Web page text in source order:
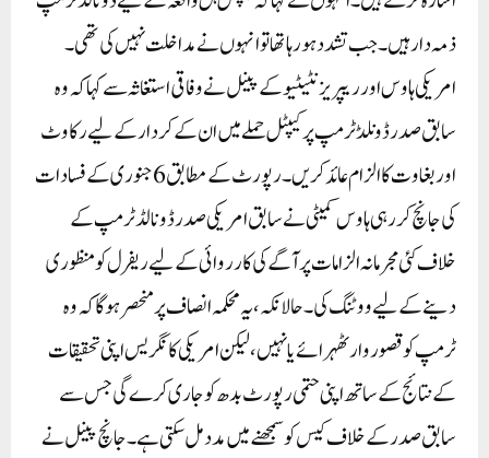
ذمہ دار ہیں۔ جب تشدد ہورہا تھا تو انہوں نے مداخلت نہیں کی تھی۔
امریکی ہاوس اور ریپریزنٹیٹیو کے پینل نے وفاقی استغاثہ سے کہا کہ وہ
سابق صدر ڈونلڈ ٹرمپ پر کیپٹل حملے میں ان کے کردار کے لیے رکاوٹ
اور بغاوت کا الزام عائد کریں۔رپورٹ کے مطابق6جنوری کے فسادات
کی جانچ کررہی ہاوس کمیٹی نے سابق امریکی صدر ڈونالڈ ٹرمپ کے
خلاف کئی مجرمانہ الزامات پر آگے کی کارروائی کے لیے ریفرل کو منظوری
دینے کے لیے ووٹنگ کی۔ حالانکہ، یہ محکمہ انصاف پر منحصر ہوگا کہ وہ
ٹرمپ کو قصوروار ٹھہرائے یا نہیں، لیکن امریکی کانگریس اپنی تحقیقات
کے نتائج کے ساتھ اپنی حتمی رپورٹ بدھ کو جاری کرے گی جس سے
سابق صدر کے خلاف کیس کو سمجھنے میں مدد مل سکتی ہے۔جانچ پینل نے